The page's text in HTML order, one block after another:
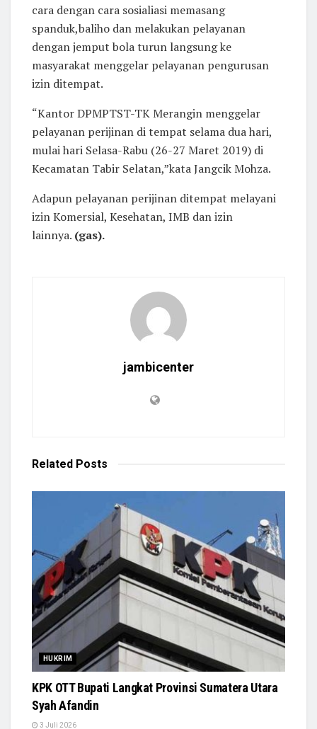
cara dengan cara sosialiasi memasang
spanduk,baliho dan melakukan pelayanan
dengan jemput bola turun langsung ke
masyarakat menggelar pelayanan pengurusan
izin ditempat.
“Kantor DPMPTST-TK Merangin menggelar
pelayanan perijinan di tempat selama dua hari,
mulai hari Selasa-Rabu (26-27 Maret 2019) di
Kecamatan Tabir Selatan,”kata Jangcik Mohza.
Adapun pelayanan perijinan ditempat melayani
izin Komersial, Kesehatan, IMB dan izin
lainnya. (gas).
jambicenter
Related Posts
HUKRIM
KPK OTT Bupati Langkat Provinsi Sumatera Utara
Syah Afandin
3 Juli 2026